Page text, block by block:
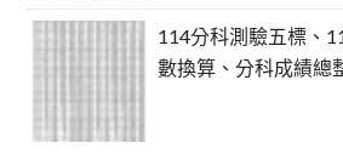
114分科測驗五標、
數換算、分科成績總